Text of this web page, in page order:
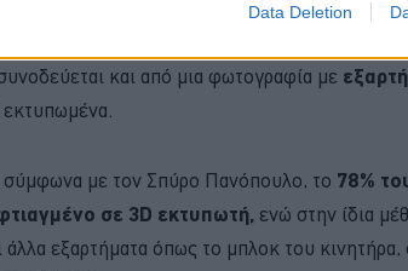
Data Deletion
και από μια φωτογραφία με
εκτυπωμένα.
σύμφωνα με τον Σπύρο Πανόπουλο, το 78%
σε 3D εκτυπωτή, ενώ στην ίδια
άλλα εξαρτήματα όπως το μπλοκ του κινητήρα,